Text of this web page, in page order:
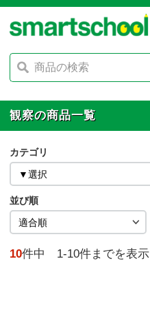
観察の商品一覧
カテゴリ
並び順
10件中 1-10件までを表示